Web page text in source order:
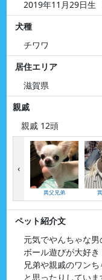
2019年11月29日生
犬種
チワワ
居住エリア
滋賀県
親戚
親戚 12頭
異父兄弟
‹
ペット紹介文
元気でやんちゃな
ボール遊びが大好き
兄弟や親戚のワン
と思ったりしてい